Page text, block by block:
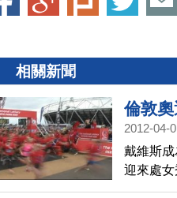
相關新聞
倫敦
2012-04-
戴維斯
迎來處女